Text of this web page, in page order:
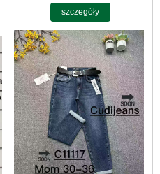
szczegóły